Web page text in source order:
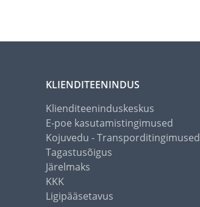
KLIENDITEENINDUS
Klienditeeninduskeskus
E-poe kasutamistingimused
Kojuvedu - Transporditingimused
Tagastusõigus
Järelmaks
KKK
Ligipääsetavus